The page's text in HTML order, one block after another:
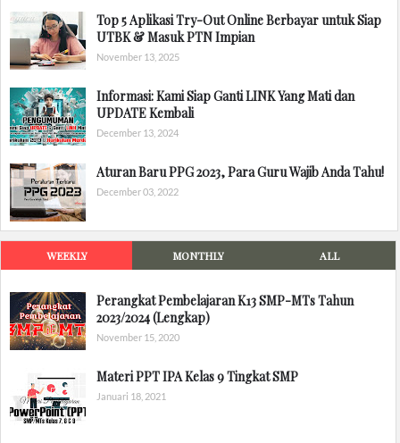
Top 5 Aplikasi Try-Out Online Berbayar untuk Siap
UTBK & Masuk PTN Impian
November 13, 2025
Informasi: Kami Siap Ganti LINK Yang Mati dan
UPDATE Kembali
December 13, 2024
Aturan Baru PPG 2023, Para Guru Wajib Anda Tahu!
December 03, 2022
WEEKLY MONTHLY ALL
Perangkat Pembelajaran K13 SMP-MTs Tahun
2023/2024 (Lengkap)
November 15, 2020
Materi PPT IPA Kelas 9 Tingkat SMP
Januari 18, 2021